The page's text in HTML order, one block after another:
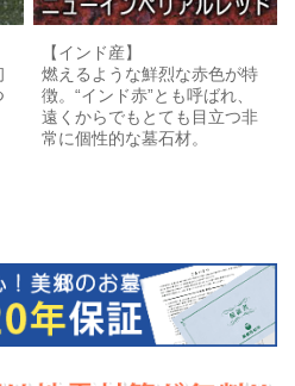
【インド産】
燃えるような鮮烈な赤色が特
徴。“インド赤”とも呼ばれ、
遠くからでもとても目立つ非
常に個性的な墓石材。